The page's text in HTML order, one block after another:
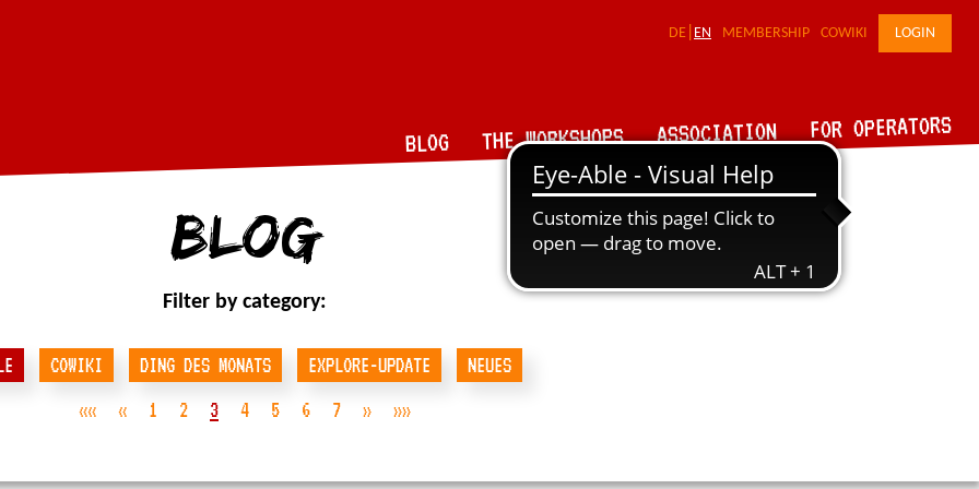
DE EN MEMBERSHIP COWIKI LOGIN
BLOG THE WORKSHOPS ASSOCIATION FOR OPERATORS
Blog
Filter by category:
COWIKI DING DES MONATS EXPLORE-UPDATE
NEUES
««
« 1 2 3 4 5 6 7 » »»